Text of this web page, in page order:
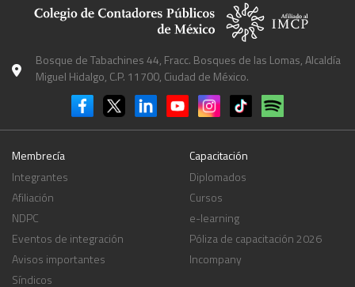
Bosque de Tabachines 44, Fracc. Bosques de las Lomas, Alcaldía
Miguel Hidalgo, C.P. 11700, Ciudad de México.
Membrecía
Integrantes
Afiliación
NDPC
Eventos de integración
Avisos importantes
Síndicos
Capacitación
Diplomados
Cursos
e-learning
Póliza de capacitación 2026
Incompany